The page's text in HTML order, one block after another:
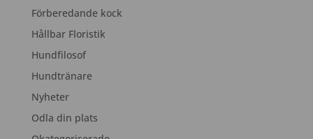
Förberedande kock
Hållbar Floristik
Hundfilosof
Hundtränare
Nyheter
Odla din plats